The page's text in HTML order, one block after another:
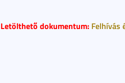
Letölthető dokumentum: Felhívás